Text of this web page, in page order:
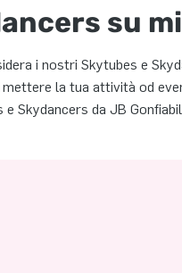
su
i nostri Skytubes e
mettere la tua attività od
Skydancers da JB